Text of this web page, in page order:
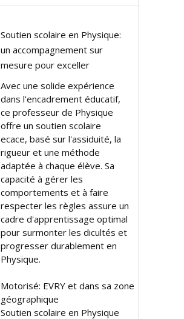
Soutien scolaire en Physique:
un accompagnement sur
mesure pour exceller
Avec une solide expérience
dans l'encadrement éducatif,
ce professeur de Physique
offre un soutien scolaire
efficace, basé sur l'assiduité, la
rigueur et une méthode
adaptée à chaque élève. Sa
capacité à gérer les
comportements et à faire
respecter les règles assure un
cadre d'apprentissage optimal
pour surmonter les difficultés et
progresser durablement en
Physique.
Motorisé: EVRY et dans sa zone
géographique
Soutien scolaire en Physique